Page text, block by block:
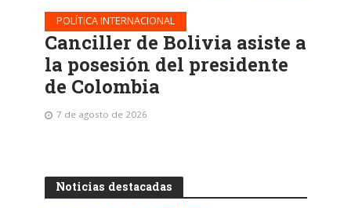
POLÍTICA INTERNACIONAL
Canciller de Bolivia asiste a
la posesión del presidente
de Colombia
7 de agosto de 2026
Noticias destacadas